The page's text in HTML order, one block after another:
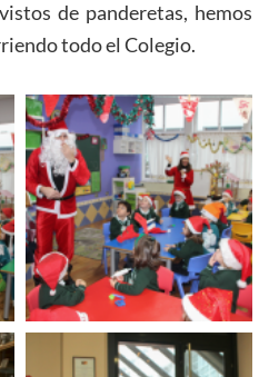
de panderetas, hemos
todo el Colegio.